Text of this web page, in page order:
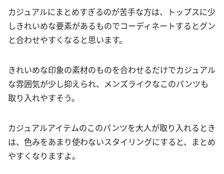
カジュアルにまとめすぎるのが苦手な方は、トップスに少
しきれいめな要素があるものでコーディネートするとグン
と合わせやすくなると思います。
きれいめな印象の素材のものを合わせるだけでカジュアル
な雰囲気が少し抑えられ、メンズライクなこのパンツも
取り入れやすそう。
カジュアルアイテムのこのパンツを大人が取り入れるとき
は、色みをあまり使わないスタイリングにすると、まとめ
やすくなりますよ。